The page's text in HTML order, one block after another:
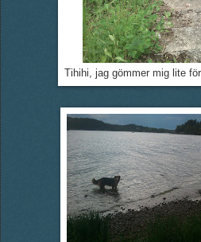
Tihihi, jag gömmer mig lite